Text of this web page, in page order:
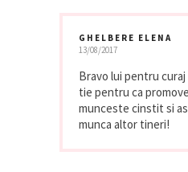
GHELBERE ELENA
13/08/2017
Bravo lui pentru
tie pentru ca
munceste cinstit si
munca altor tineri!